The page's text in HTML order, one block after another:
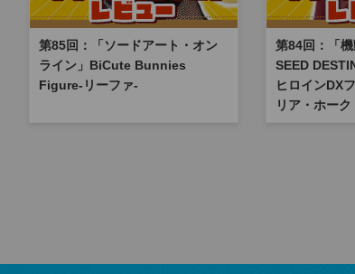
第85回：「ソードアート・オン
ライン」BiCute Bunnies
Figure-リーファ-
第84回：「
SEED
ヒロインDX
リア・ホーク